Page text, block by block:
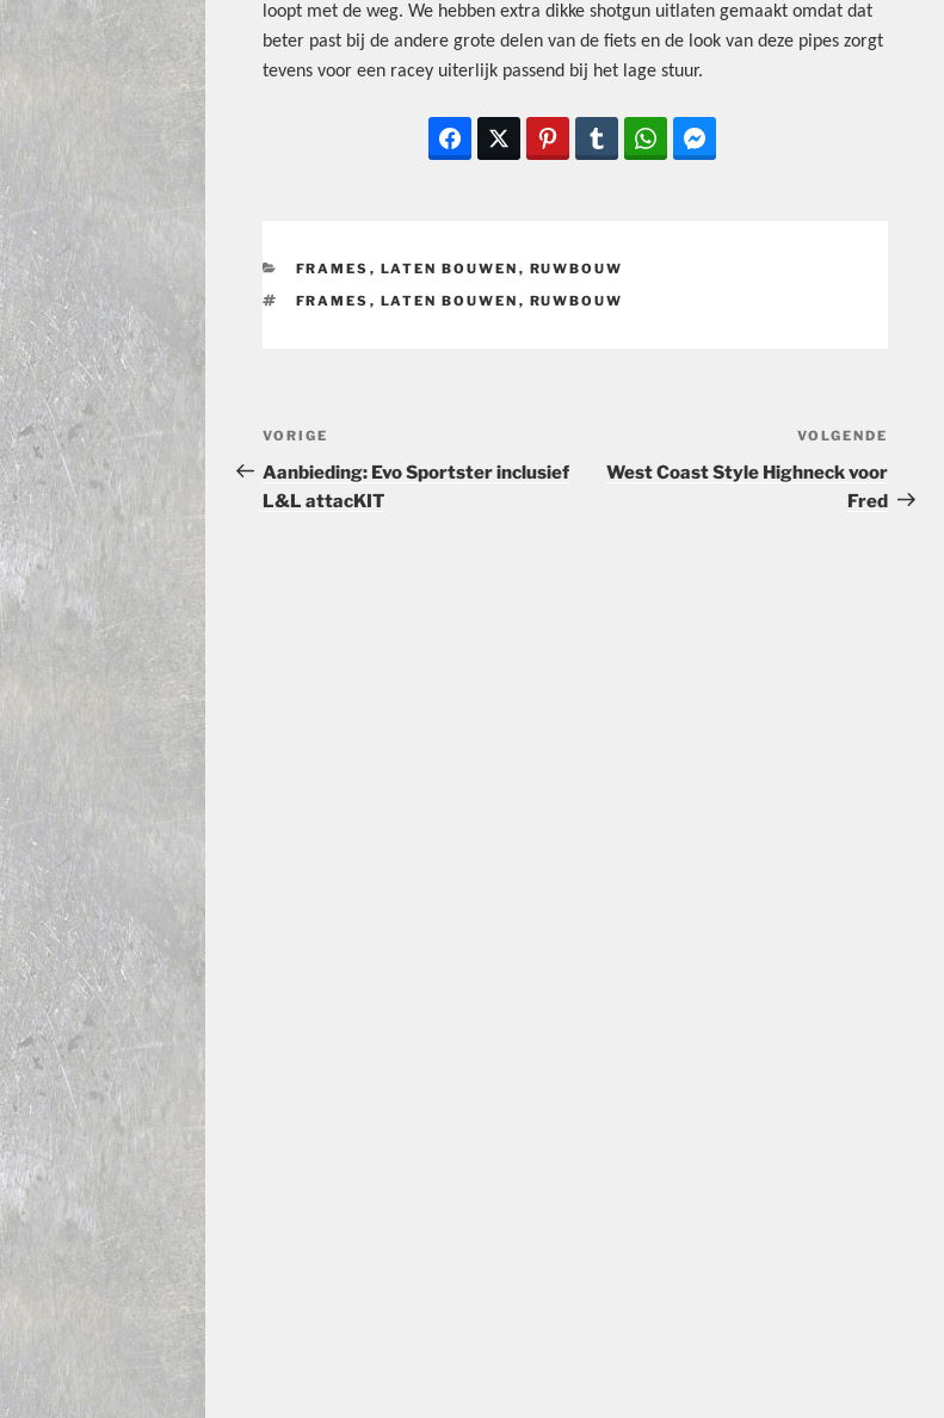
loopt met de weg. We hebben extra dikke shotgun uitlaten gemaakt omdat dat
beter past bij de andere grote delen van de fiets en de look van deze pipes zorgt
tevens voor een racey uiterlijk passend bij het lage stuur.
CATEGORIEËN
FRAMES , LATEN BOUWEN , RUWBOUW
TAGS
FRAMES , LATEN BOUWEN , RUWBOUW
Bericht
navigatie
Vorig
bericht
VORIGE
Aanbieding: Evo Sportster inclusief
L&L attacKIT
bericht
VOLGENDE
West Coast Style Highneck voor
Fred